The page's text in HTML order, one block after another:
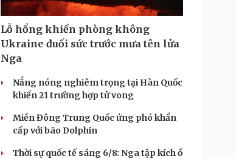
Lỗ hổng khiến phòng không
Ukraine đuối sức trước mưa tên lửa
Nga
Nắng nóng nghiêm trọng tại Hàn Quốc
khiến 21 trường hợp tử vong
Miền Đông Trung Quốc ứng phó khẩn
cấp với bão Dolphin
Thời sự quốc tế sáng 6/8: Nga tập kích ồ